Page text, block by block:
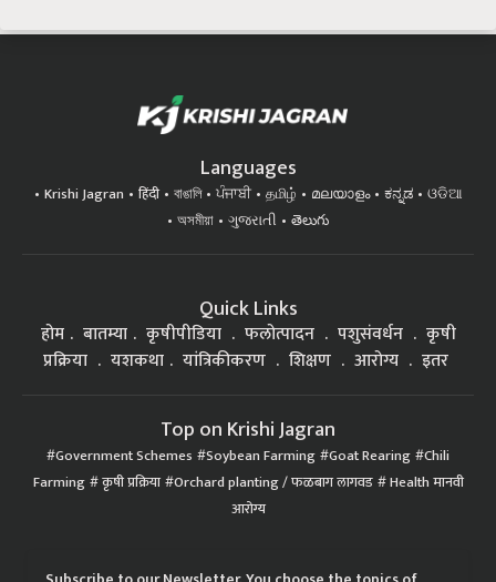
Languages
Krishi Jagran हिंदी বাঙালি ਪੰਜਾਬੀ தமிழ் മലയാളം ಕನ್ನಡ
ଓଡିଆ
অসমীয়া
ગુજરાતી తెలుగు
Quick Links
होम बातम्या कृषीपीडिया फलोत्पादन पशुसंवर्धन
कृषी
प्रक्रिया
यशकथा यांत्रिकीकरण शिक्षण आरोग्य इतर
Top on Krishi Jagran
Government Schemes Soybean Farming Goat Rearing Chili
Farming कृषी प्रक्रिया Orchard planting / फळबाग लागवड Health मानवी
आरोग्य